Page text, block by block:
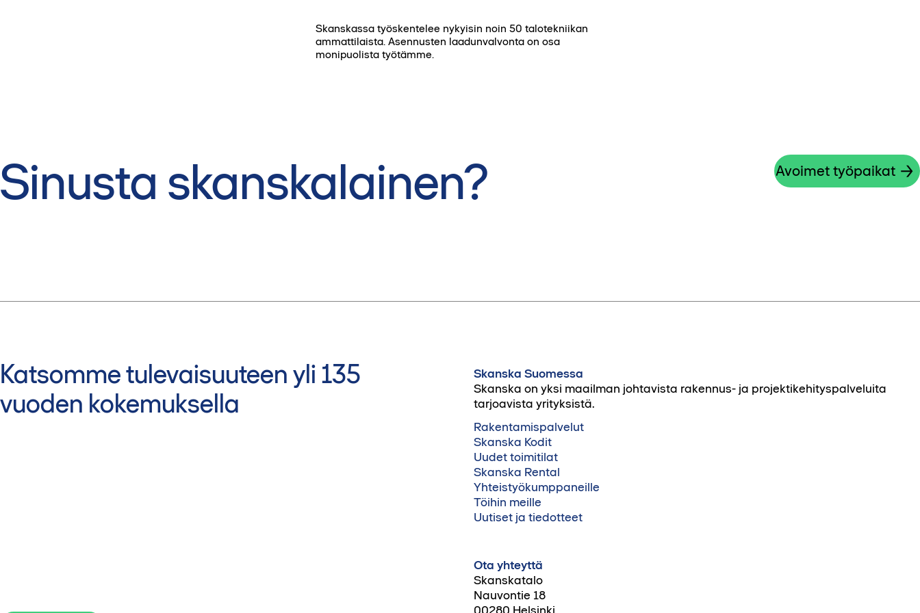
vastuualueellaan (LVIAS).
Skanskassa työskentelee nykyisin noin 50 talotekniikan
ammattilaista. Asennusten laadunvalvonta on osa
monipuolista työtämme.
Sinusta skanskalainen? Avoimet työpaikat
Katsomme tulevaisuuteen yli 135
vuoden kokemuksella
Skanska Suomessa
Skanska on yksi maailman johtavista rakennus- ja projektikehityspalveluita
tarjoavista yrityksistä.
Rakentamispalvelut
Skanska Kodit
Uudet toimitilat
Skanska Rental
Yhteistyökumppaneille
Töihin meille
Uutiset ja tiedotteet
Ota yhteyttä
Skanskatalo
Nauvontie 18